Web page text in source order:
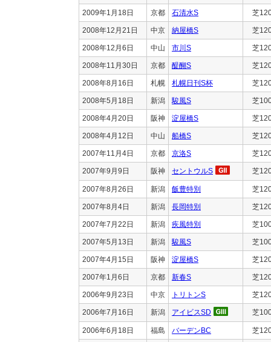
2009年1月18日 京都 石清水S 芝
2008年12月21日 中京 納屋橋S 芝
2008年12月6日 中山 市川S 芝
2008年11月30日 京都 醍醐S 芝
2008年8月16日 札幌 札幌日刊S杯 芝
2008年5月18日 新潟 駿風S 芝
2008年4月20日 阪神 淀屋橋S 芝
2008年4月12日 中山 船橋S 芝
2007年11月4日 京都 京洛S 芝
2007年9月9日 阪神 セントウルS 芝
2007年8月26日 新潟 飯豊特別 芝
2007年8月4日 新潟 長岡特別 芝
2007年7月22日 新潟 疾風特別 芝
2007年5月13日 新潟 駿風S 芝
2007年4月15日 阪神 淀屋橋S 芝
2007年1月6日 京都 新春S 芝
2006年9月23日 中京 トリトンS 芝
2006年7月16日 新潟 アイビスSD 芝
2006年6月18日 福島 バーデンBC 芝